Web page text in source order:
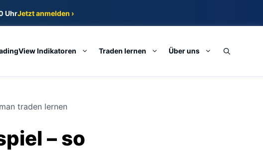
UhrJetzt anmelden ›
Indikatoren Traden lernen Über uns
traden lernen
– so